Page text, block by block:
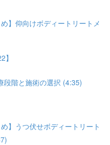
】仰向けボディートリートメ
】
段階と施術の選択 (4:35)
】うつ伏せボディートリート